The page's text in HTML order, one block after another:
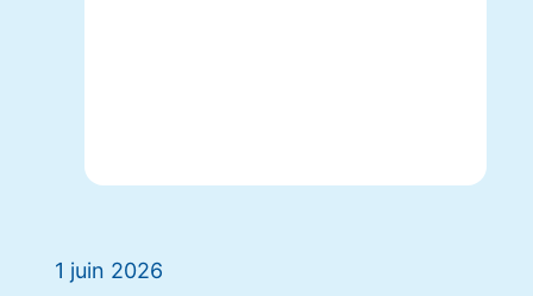
1 juin 2026